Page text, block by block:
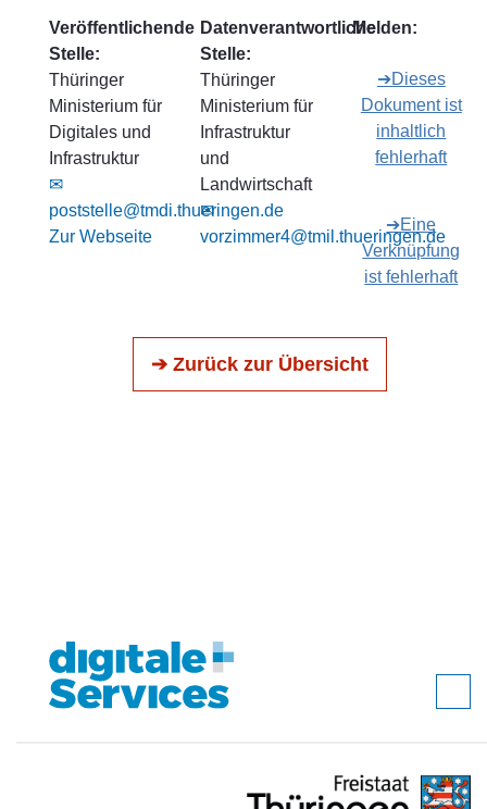
Veröffentlichende
Stelle:
Thüringer
Ministerium für
Digitales und
Infrastruktur
✉
poststelle@tmdi.thueringen.de
Zur Webseite
Datenverantwortliche
Stelle:
Thüringer
Ministerium für
Infrastruktur
und
Landwirtschaft
✉
vorzimmer4@tmil.thueringen.de
Melden:
➔Dieses
Dokument ist
inhaltlich
fehlerhaft
➔Eine
Verknüpfung
ist fehlerhaft
➔ Zurück zur Übersicht